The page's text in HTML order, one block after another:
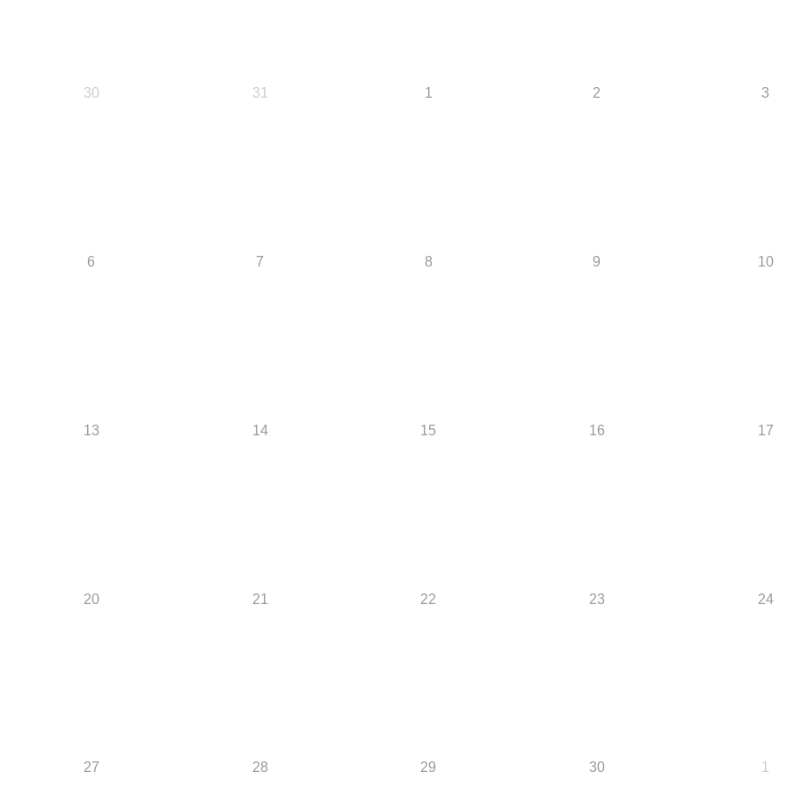
30 31 1 2 3
6 7 8 9 10
13 14 15 16 17
20 21 22 23 24
27 28 29 30 1